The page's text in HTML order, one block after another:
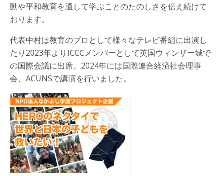
動や平和教育を通して学ぶことのたのしさを伝え続けて
おります。
代表中村は教育のプロとして様々なテレビ番組に出演し
たり2023年よりICCCメンバーとして英国ウィンザー城で
の国際会議に出席。2024年には国際連合経済社会理事
会、ACUNSで講演を行いました。